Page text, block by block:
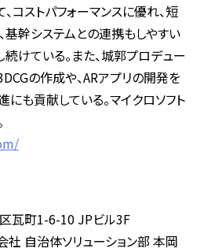
コストパフォーマンスに優れ、短
基幹システムとの連携もしやすい
けている。また、城郭プロデュー
の作成や、ARアプリの開発を
も貢献している。マイクロソフト
瓦町1-6-10 JPビル3F
社 自治体ソリューション部 本岡